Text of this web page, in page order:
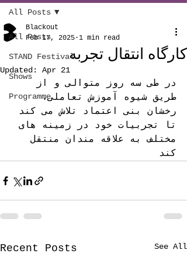
All Posts
STAND Festival
Shows
Programme
All Posts
کارگاه انتقال تجربه
Blackout
Feb 17, 2025 1 min read
Updated: Apr 21
در طی سه روز متوالی و از
طریق شیوه آموزش تعاملی،
رخشان بنی اعتماد تلاش می کند
تا تجربیات خود در زمینه های
مختلف به علاقه مندان منتقل
کند
Recent Posts See All